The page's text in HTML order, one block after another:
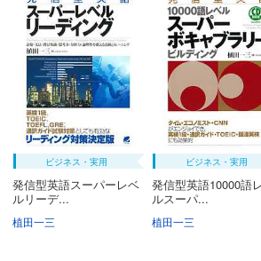
ビジネス・実用
発信型英語スーパーレベ
ルリーデ...
植田一三
ビジネス・実用
発信型英語10000語
ルスーパ...
植田一三